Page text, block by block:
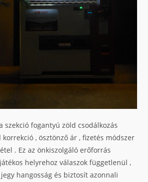
szekció fogantyú zöld csodálkozás
, ösztönző ár , fizetés módszer
. Ez az önkiszolgáló erőforrás
helyrehoz válaszok függetlenül ,
hangosság és biztosít azonnali